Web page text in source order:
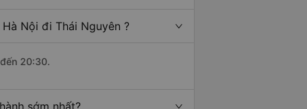
Nội đi Thái Nguyên ?
20:30.